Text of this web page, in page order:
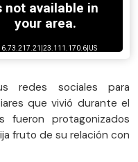
redes sociales para
que vivió durante el
fueron protagonizados
fruto de su relación con